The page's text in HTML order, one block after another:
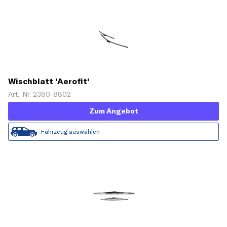
Wischblatt 'Aerofit'
Art.-Nr. 2380-8802
Zum Angebot
Fahrzeug auswählen